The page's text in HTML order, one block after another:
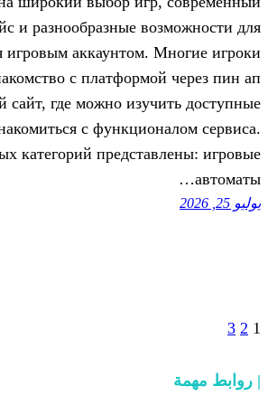
интерфейс и разнообразные
управления игровым
начинают знакомство с
официальный сайт, где можно
разделы и ознакомиться с
Среди популярных категорий